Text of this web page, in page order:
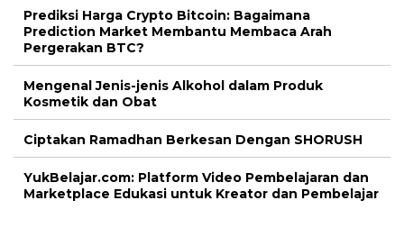
Prediksi Harga Crypto Bitcoin: Bagaimana
Prediction Market Membantu Membaca Arah
Pergerakan BTC?
Mengenal Jenis-jenis Alkohol dalam Produk
Kosmetik dan Obat
Ciptakan Ramadhan Berkesan Dengan SHORUSH
YukBelajar.com: Platform Video Pembelajaran dan
Marketplace Edukasi untuk Kreator dan Pembelajar